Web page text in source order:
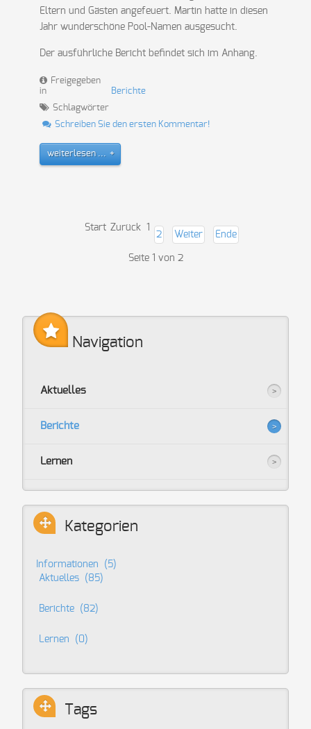
Eltern und Gästen angefeuert. Martin hatte in diesen
Jahr wunderschöne Pool-Namen ausgesucht.
Der ausführliche Bericht befindet sich im Anhang.
Freigegeben
in
Berichte
Schlagwörter
Schreiben Sie den ersten Kommentar!
weiterlesen ...
Start Zurück 1
2 Weiter Ende
Seite 1 von 2
Navigation
Aktuelles
Berichte
Lernen
Kategorien
Informationen
(5)
Aktuelles
(85)
Berichte (82)
Lernen (0)
Tags